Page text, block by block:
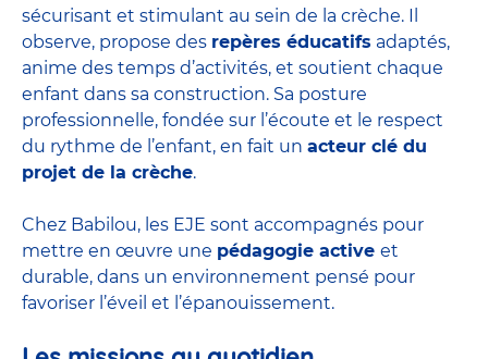
sécurisant et stimulant au sein de la crèche. Il
observe, propose des repères éducatifs adaptés,
anime des temps d’activités, et soutient chaque
enfant dans sa construction. Sa posture
professionnelle, fondée sur l’écoute et le respect
du rythme de l’enfant, en fait un acteur clé du
projet de la crèche.
Chez Babilou, les EJE sont accompagnés pour
mettre en œuvre une pédagogie active et
durable, dans un environnement pensé pour
favoriser l’éveil et l’épanouissement.